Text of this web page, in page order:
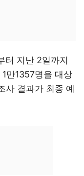
터 지난 2일까지
만1357명을 대상
사 결과가 최종 예